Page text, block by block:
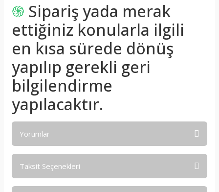
֍ Sipariş yada merak
ettiğiniz konularla ilgili
en kısa sürede dönüş
yapılıp gerekli geri
bilgilendirme
yapılacaktır.
Yorumlar
Taksit Seçenekleri